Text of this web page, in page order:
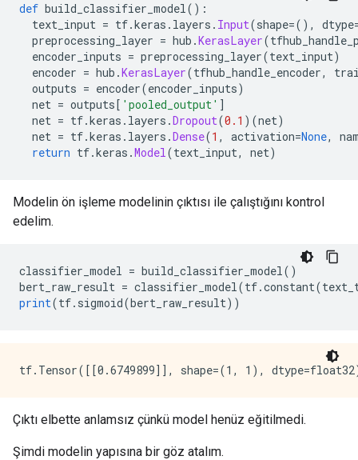
def build_classifier_model():
text_input = tf.keras . layers . Input(shape=(), dtype
preprocessing_layer = hub .KerasLayer(
encoder_inputs = preprocessing_layer(text_input)
encoder = hub .KerasLayer(tfhub_handle_encoder,
outputs = encoder(encoder_inputs)
net = outputs[ 'pooled_output' ]
net = tf.keras . layers .Dropout(0.1 )(net)
net = tf.keras . layers .Dense(1 , activation=None,
return tf.keras .Model(text_input, net)
Modelin ön işleme modelinin çıktısı ile çalıştığını kontrol
edelim.
classifier_model = build_classifier_model()
bert_raw_result = classifier_model(tf.constant(
print(tf. sigmoid(bert_raw_result))
Çıktı elbette anlamsız çünkü model henüz eğitilmedi.
Şimdi modelin yapısına bir göz atalım.